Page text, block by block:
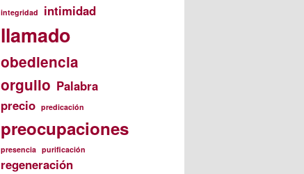
integridad intimidad
llamado
obediencia
orgullo Palabra
precio predicación
preocupaciones
presencia purificación
regeneración